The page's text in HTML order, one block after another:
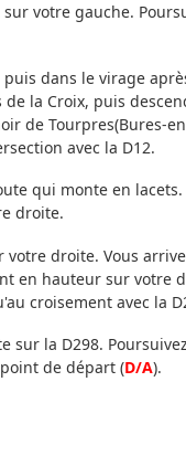
votre gauche.
dans le virage
la Croix, puis
de Tourpres(Bures-
avec la D12.
qui monte en
droite.
votre droite. Vous
en hauteur sur votre
croisement avec la
sur la D298.
de départ (D/A).